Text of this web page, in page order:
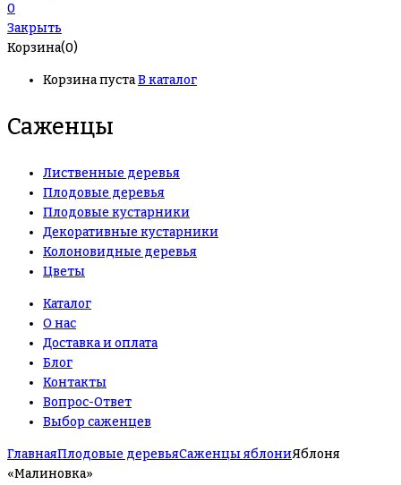
0
Закрыть
Корзина(0)
Корзина пустаВ каталог
Саженцы
Лиственные деревья
Плодовые деревья
Плодовые кустарники
Декоративные кустарники
Колоновидные деревья
Цветы
Каталог
О нас
Доставка и оплата
Блог
Контакты
Вопрос-Ответ
Выбор саженцев
ГлавнаяПлодовые деревьяСаженцы яблониЯблоня
«Малиновка»